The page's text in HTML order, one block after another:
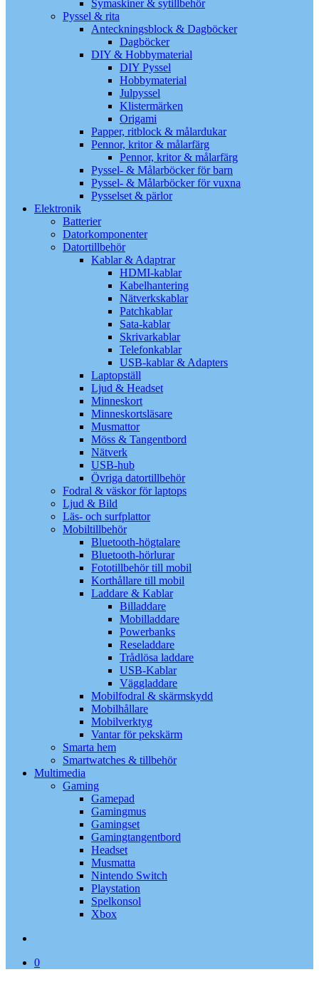
Symaskiner & sytillbehör
Pyssel & rita
Anteckningsblock & Dagböcker
Dagböcker
DIY & Hobbymaterial
DIY Pyssel
Hobbymaterial
Julpyssel
Klistermärken
Origami
Papper, ritblock & målardukar
Pennor, kritor & målarfärg
Pennor, kritor & målarfärg
Pyssel- & Målarböcker för barn
Pyssel- & Målarböcker för vuxna
Pysselset & pärlor
Elektronik
Batterier
Datorkomponenter
Datortillbehör
Kablar & Adaptrar
HDMI-kablar
Kabelhantering
Nätverkskablar
Patchkablar
Sata-kablar
Skrivarkablar
Telefonkablar
USB-kablar & Adapters
Laptopställ
Ljud & Headset
Minneskort
Minneskortsläsare
Musmattor
Möss & Tangentbord
Nätverk
USB-hub
Övriga datortillbehör
Fodral & väskor för laptops
Ljud & Bild
Läs- och surfplattor
Mobiltillbehör
Bluetooth-högtalare
Bluetooth-hörlurar
Fototillbehör till mobil
Korthållare till mobil
Laddare & Kablar
Billaddare
Mobilladdare
Powerbanks
Reseladdare
Trådlösa laddare
USB-Kablar
Väggladdare
Mobilfodral & skärmskydd
Mobilhållare
Mobilverktyg
Vantar för pekskärm
Smarta hem
Smartwatches & tillbehör
Multimedia
Gaming
Gamepad
Gamingmus
Gamingset
Gamingtangentbord
Headset
Musmatta
Nintendo Switch
Playstation
Spelkonsol
Xbox
0